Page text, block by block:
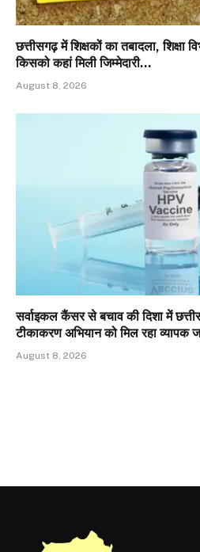
छत्तीसगढ़ में शिक्षकों का तबादला, शिक्षा
किसको कहां मिली जिम्मेदारी…
August 8, 2026
सर्वाइकल कैंसर से बचाव की दिशा में
टीकाकरण अभियान को मिल रहा व्यापक
August 8, 2026